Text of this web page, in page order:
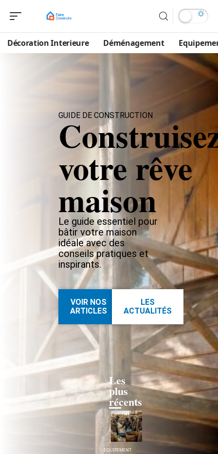
Décoration Interieure Déménagement
GUIDE DE CONSTRUCTION
votre rêve
maison
Le guide essentiel pour
bâtir votre maison
idéale avec des
conseils pratiques et
inspirants.
VOIR NOS
ARTICLES
LES
ACTUALITÉS
Les
plus
récents
EQUIPEMENT